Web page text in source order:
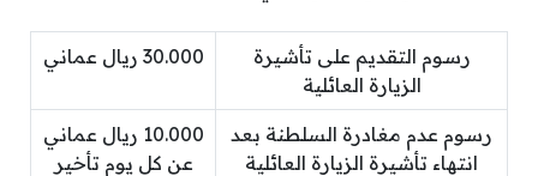
رسوم التقديم على تأشيرة
الزيارة العائلية
30.000 ريال عماني
رسوم عدم مغادرة السلطنة بعد
انتهاء تأشيرة الزيارة العائلية
10.000 ريال عماني
عن كل يوم تأخير